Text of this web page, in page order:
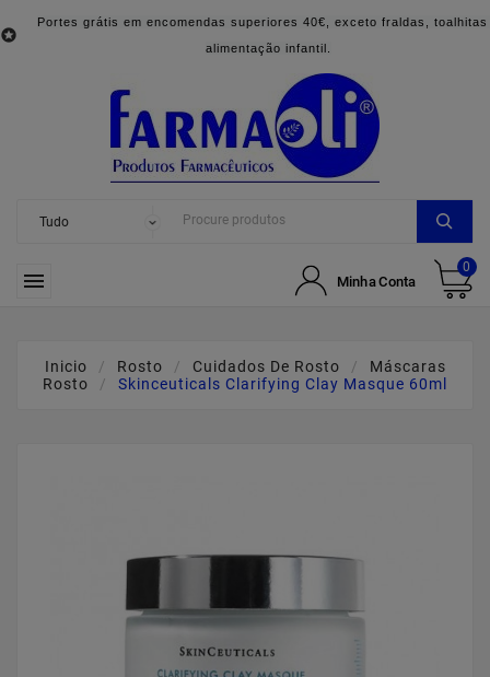

Portes grátis em encomendas superiores 40€, exceto fraldas, toalhitas
alimentação infantil.
 Minha Conta
0
Inicio Rosto Cuidados De Rosto
Máscaras
Rosto
Skinceuticals Clarifying Clay Masque 60ml